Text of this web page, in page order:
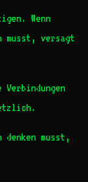
Wenn
musst, versagt
musst,